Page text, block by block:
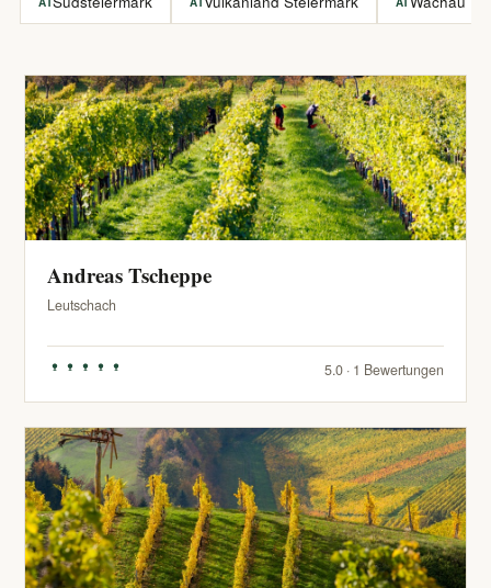
Andreas Tscheppe
Leutschach
5.0 · 1 Bewertungen